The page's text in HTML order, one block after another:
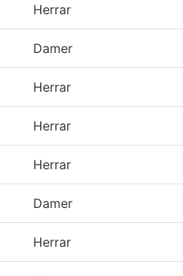
Herrar
Damer
Herrar
Herrar
Herrar
Damer
Herrar